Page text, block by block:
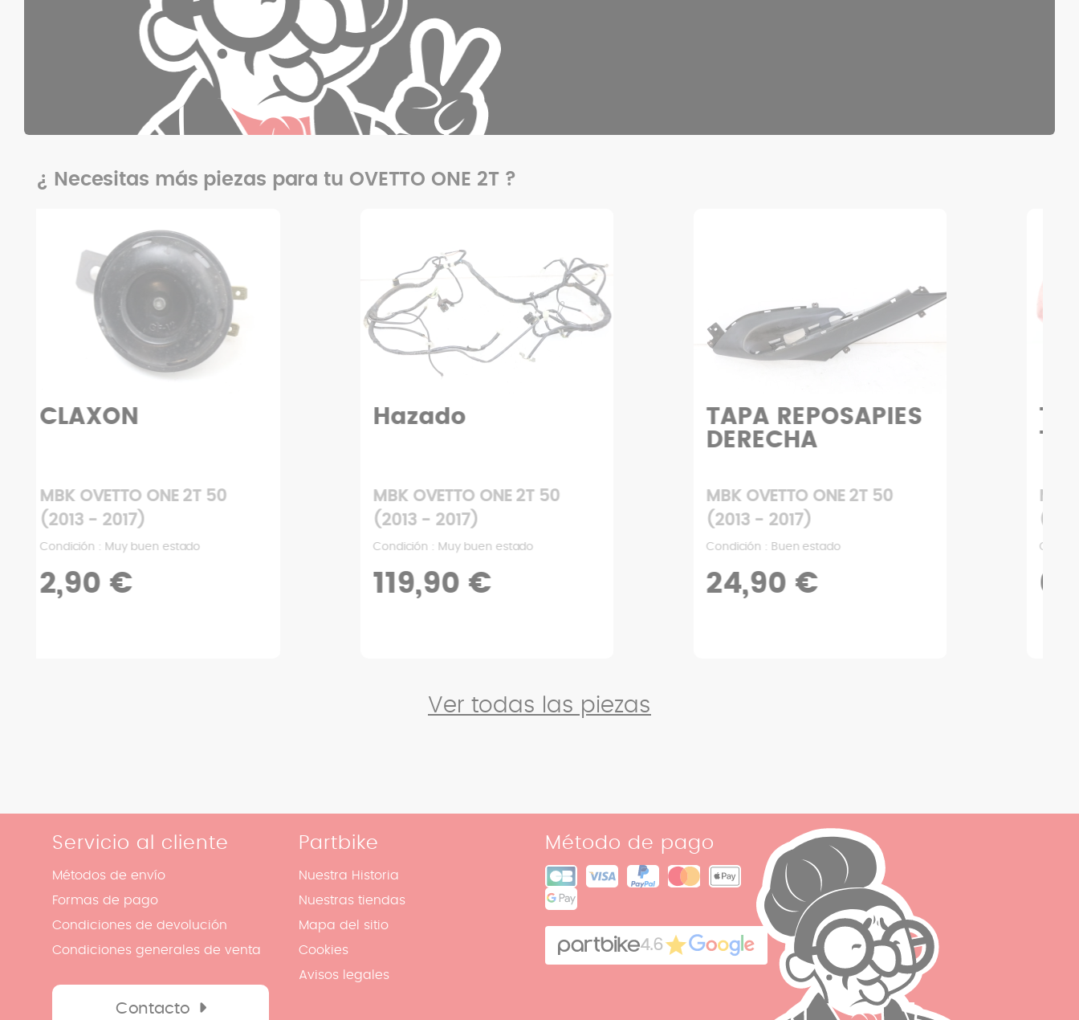
¿ Necesitas más piezas para tu OVETTO ONE 2T ?
Hazado
MBK OVETTO ONE 2T 50
(2013 - 2017)
Condición : Muy buen estado
119,90 €
TAPA REPOSAPIES
MBK OVETTO ONE 2T 50
(2013 - 2017)
Condición : Buen estado
24,90 €
TAPA MANILLAR
TRASERO
MBK OVETTO ONE 2T 50
(2013 - 2017)
Condición : Estado medio
6,93 €
Ver todas las piezas
Servicio al cliente
Métodos de envío
Formas de pago
Condiciones de devolución
Condiciones generales de venta
Contacto
Partbike
Nuestra Historia
Nuestras tiendas
Mapa del sitio
Cookies
Avisos legales
Método de pago
4.6